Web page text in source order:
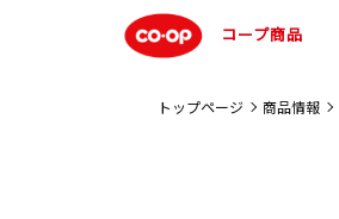
コープ商品
トップページ 商品情報